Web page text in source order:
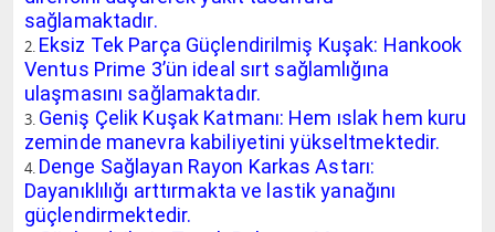
sağlamaktadır.
Eksiz Tek Parça Güçlendirilmiş Kuşak: Hankook
Ventus Prime 3’ün ideal sırt sağlamlığına
ulaşmasını sağlamaktadır.
Geniş Çelik Kuşak Katmanı: Hem ıslak hem kuru
zeminde manevra kabiliyetini yükseltmektedir.
Denge Sağlayan Rayon Karkas Astarı:
Dayanıklılığı arttırmakta ve lastik yanağını
güçlendirmektedir.